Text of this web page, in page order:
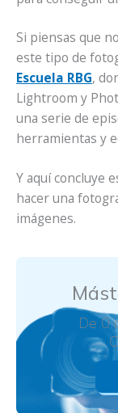
Si piensas que
este tipo de
Escuela RBG,
Lightroom y
una serie de
herramientas y
Y aquí concluye
hacer una
imágenes.
De 0